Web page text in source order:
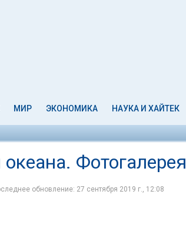
МИР ЭКОНОМИКА НАУКА И ХАЙТЕК
Фотогалерея
обновление: 27 сентября 2019 г., 12:08